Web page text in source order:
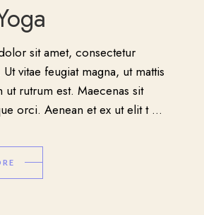
sit amet, consectetur
vitae feugiat magna, ut mattis
ut rutrum est. Maecenas sit
orci. Aenean et ex ut elit t ...